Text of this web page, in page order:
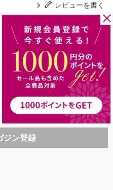
レビューを書く